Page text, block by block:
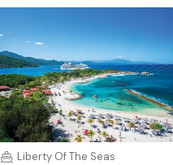
Liberty Of The Seas